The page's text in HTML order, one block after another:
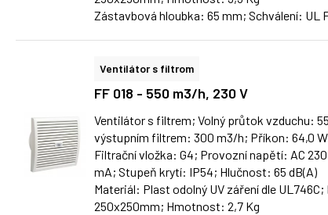
Zástavbová hloubka: 65 mm; Schválení: UL
Ventilátor s filtrom
FF 018 - 550 m3/h, 230 V
Ventilátor s filtrem; Volný průtok vzduchu:
výstupním filtrem: 300 m3/h; Příkon: 64,0 W
Filtrační vložka: G4; Provozní napětí: AC
mA; Stupeň krytí: IP54; Hlučnost: 65 dB(A)
Materiál: Plast odolný UV záření dle
250x250mm; Hmotnost: 2,7 Kg